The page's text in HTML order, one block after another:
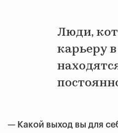
Люди,
карьеру
— Какой выход вы для